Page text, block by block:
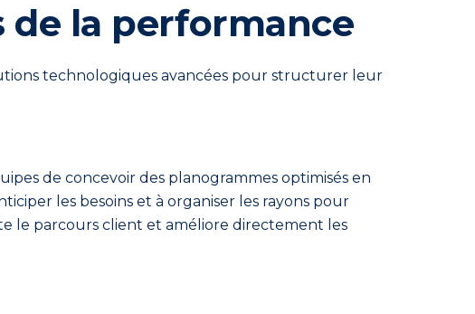
la performance
technologiques avancées pour structurer leur
de concevoir des planogrammes optimisés en
les besoins et à organiser les rayons pour
le parcours client et améliore directement les